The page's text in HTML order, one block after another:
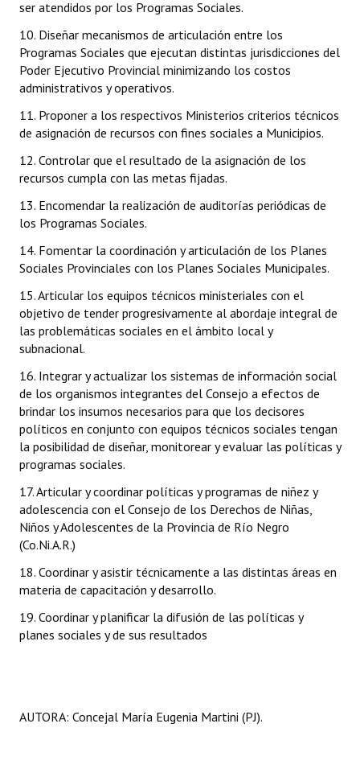
ser atendidos por los Programas Sociales.
10. Diseñar mecanismos de articulación entre los
Programas Sociales que ejecutan distintas jurisdicciones del
Poder Ejecutivo Provincial minimizando los costos
administrativos y operativos.
11. Proponer a los respectivos Ministerios criterios técnicos
de asignación de recursos con fines sociales a Municipios.
12. Controlar que el resultado de la asignación de los
recursos cumpla con las metas fijadas.
13. Encomendar la realización de auditorías periódicas de
los Programas Sociales.
14. Fomentar la coordinación y articulación de los Planes
Sociales Provinciales con los Planes Sociales Municipales.
15. Articular los equipos técnicos ministeriales con el
objetivo de tender progresivamente al abordaje integral de
las problemáticas sociales en el ámbito local y
subnacional.
16. Integrar y actualizar los sistemas de información social
de los organismos integrantes del Consejo a efectos de
brindar los insumos necesarios para que los decisores
políticos en conjunto con equipos técnicos sociales tengan
la posibilidad de diseñar, monitorear y evaluar las políticas y
programas sociales.
17. Articular y coordinar políticas y programas de niñez y
adolescencia con el Consejo de los Derechos de Niñas,
Niños y Adolescentes de la Provincia de Río Negro
(Co.Ni.A.R.)
18. Coordinar y asistir técnicamente a las distintas áreas en
materia de capacitación y desarrollo.
19. Coordinar y planificar la difusión de las políticas y
planes sociales y de sus resultados
AUTORA: Concejal María Eugenia Martini (PJ).